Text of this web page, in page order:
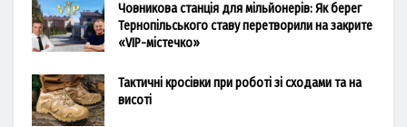
Човникова станція для мільйонерів: Як берег
Тернопільського ставу перетворили на закрите
«VIP-містечко»
Тактичні кросівки при роботі зі сходами та на
висоті